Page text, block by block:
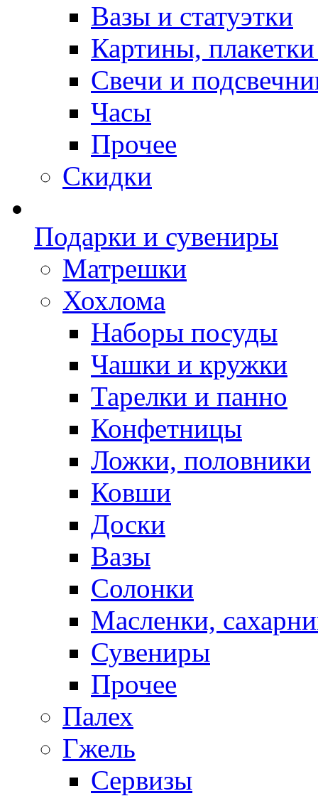
Вазы и статуэтки
Картины,
Свечи и
Часы
Прочее
Скидки
Подарки и сувениры
Матрешки
Хохлома
Наборы посуды
Чашки и кружки
Тарелки и панно
Конфетницы
Ложки, половники
Ковши
Доски
Вазы
Солонки
Масленки,
Сувениры
Прочее
Палех
Гжель
Сервизы